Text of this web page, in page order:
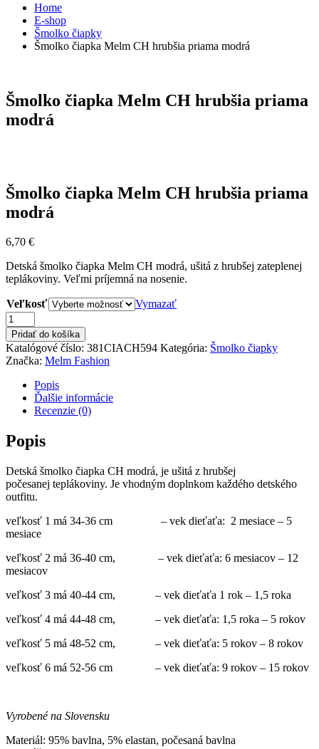
Home
E-shop
Šmolko čiapky
Šmolko čiapka Melm CH hrubšia priama modrá
Šmolko čiapka Melm CH hrubšia priama
modrá
Šmolko čiapka Melm CH hrubšia priama
modrá
6,70 €
Detská šmolko čiapka Melm CH modrá, ušitá z hrubšej zateplenej
teplákoviny. Veľmi príjemná na nosenie.
Veľkosť
Vymazať
množstvo
Šmolko
čiapka
Melm
CH
hrubšia
priama
modrá
Pridať do košíka
Katalógové číslo: 381CIACH594 Kategória: Šmolko čiapky
Značka: Melm Fashion
Popis
Ďalšie informácie
Recenzie (0)
Popis
Detská šmolko čiapka CH modrá, je ušitá z hrubšej
počesanej teplákoviny. Je vhodným doplnkom každého detského
outfitu.
veľkosť 1 má 34-36 cm – vek dieťaťa: 2 mesiace – 5
mesiace
veľkosť 2 má 36-40 cm, – vek dieťaťa: 6 mesiacov – 12
mesiacov
veľkosť 3 má 40-44 cm, – vek dieťaťa 1 rok – 1,5 roka
veľkosť 4 má 44-48 cm, – vek dieťaťa: 1,5 roka – 5 rokov
veľkosť 5 má 48-52 cm, – vek dieťaťa: 5 rokov – 8 rokov
veľkosť 6 má 52-56 cm – vek dieťaťa: 9 rokov – 15 rokov
Vyrobené na Slovensku
Materiál: 95% bavlna, 5% elastan, počesaná bavlna